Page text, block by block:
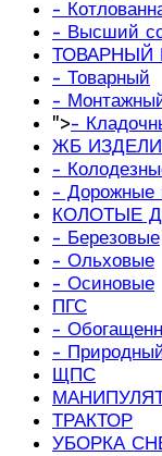
-
- Высший
ТОВАРНЫЙ
- Товарный
-
">-
ЖБ
-
- Дорожные
КОЛОТЫЕ
- Березовые
- Ольховые
- Осиновые
ПГС
-
-
ЩПС
ТРАКТОР
УБОРКА